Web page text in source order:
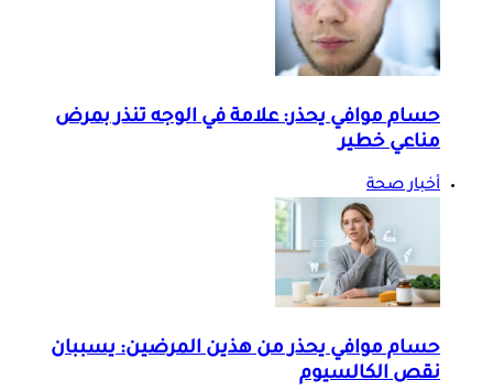
حسام موافي يحذر: علامة في الوجه تنذر بمرض
مناعي خطير
أخبار صحة
حسام موافي يحذر من هذين المرضين: يسببان
نقص الكالسيوم